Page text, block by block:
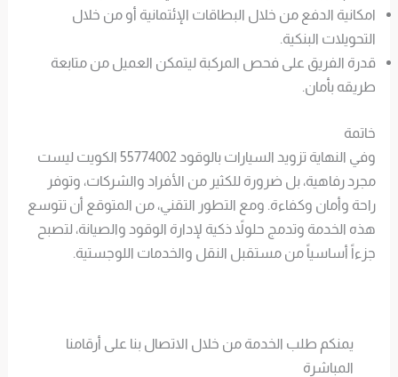
امكانية الدفع من خلال البطاقات الإئتمانية أو من خلال
التحويلات البنكية.
قدرة الفريق على فحص المركبة ليتمكن العميل من متابعة
طريقه بأمان.
خاتمة
وفي النهاية تزويد السيارات بالوقود 55774002 الكويت ليست
مجرد رفاهية، بل ضرورة للكثير من الأفراد والشركات، وتوفر
راحة وأمان وكفاءة. ومع التطور التقني، من المتوقع أن تتوسع
هذه الخدمة وتدمج حلولاً ذكية لإدارة الوقود والصيانة، لتصبح
جزءاً أساسياً من مستقبل النقل والخدمات اللوجستية.
يمنكم طلب الخدمة من خلال الاتصال بنا على أرقامنا
المباشرة